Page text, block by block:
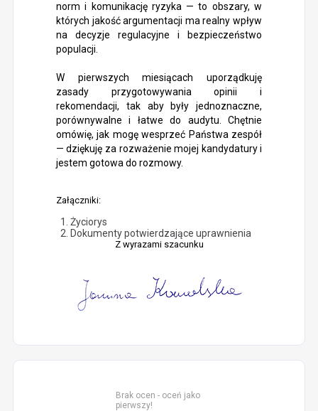
norm i komunikację ryzyka — to obszary, w
których jakość argumentacji ma realny wpływ
na decyzje regulacyjne i bezpieczeństwo
populacji.
W pierwszych miesiącach uporządkuję
zasady przygotowywania opinii i
rekomendacji, tak aby były jednoznaczne,
porównywalne i łatwe do audytu. Chętnie
omówię, jak mogę wesprzeć Państwa zespół
— dziękuję za rozważenie mojej kandydatury i
jestem gotowa do rozmowy.
Załączniki:
Życiorys
Dokumenty potwierdzające uprawnienia
Z wyrazami szacunku
Brak ocen - oceń jako
pierwszy!